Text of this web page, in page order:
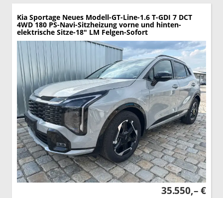
Kia Sportage Neues Modell-GT-Line-1.6 T-GDI 7 DCT
4WD 180 PS-Navi-Sitzheizung vorne und hinten-
elektrische Sitze-18" LM Felgen-Sofort
35.550,– €